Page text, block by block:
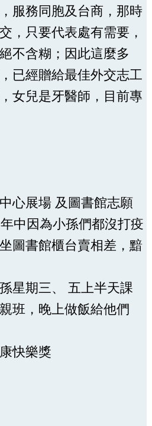
服務同胞及台商，那時
，只要代表處有需要，
不含糊；因此這麼多
已經贈給最佳外交志工
女兒是牙醫師，目前專
心展場 及圖書館志願
中因為小孫們都沒打疫
圖書館櫃台賣相差，黯
星期三、 五上半天課
班，晚上做飯給他們
快樂獎